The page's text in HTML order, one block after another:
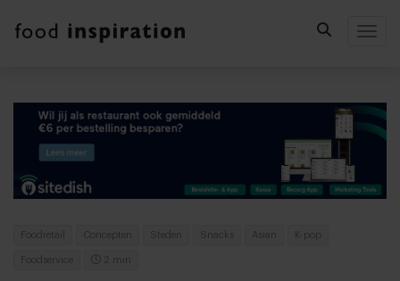
Foodretail Concepten Steden Snacks Asian K-pop
Foodservice 2 min